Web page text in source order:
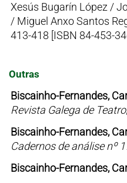
Xesús Bugarín López /
/ Miguel Anxo Santos
413-418 [ISBN 84-453-
Outras
Biscainho-Fernandes,
Revista Galega de Teatro
Biscainho-Fernandes,
Cadernos de análise nº
Biscainho-Fernandes,